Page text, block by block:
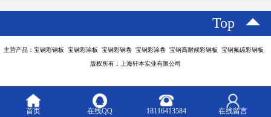
Top
主营产品：宝钢彩钢板 宝钢彩涂板 宝钢彩钢卷 宝钢彩涂卷 宝钢高耐候彩钢板 宝钢氟碳彩钢板
版权所有：上海轩本实业有限公司
首页 在线QQ 18116413584 在线留言